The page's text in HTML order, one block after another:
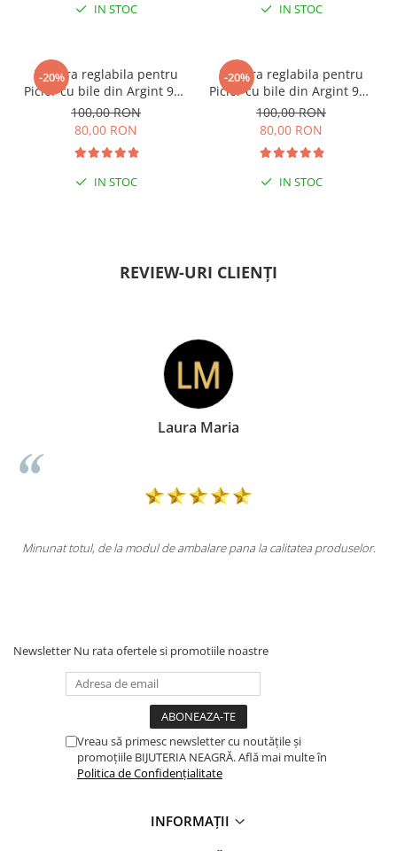
IN STOC IN STOC
-20%
Bratara reglabila pentru
Picior cu bile din Argint 925
si margele Miyuki rosii
100,00 RON
80,00 RON
IN STOC
-20%
Bratara reglabila pentru
Picior cu bile din Argint 925
si margele Miyuki verzi
100,00 RON
80,00 RON
IN STOC
REVIEW-URI CLIENȚI
Laura Maria
totul, de la modul de ambalare pana la calitatea produselor.
Newsletter Nu rata ofertele si promotiile noastre
Vreau să primesc newsletter cu noutățile și
promoțiile BIJUTERIA NEAGRĂ. Află mai multe în
Politica de Confidențialitate
INFORMAȚII